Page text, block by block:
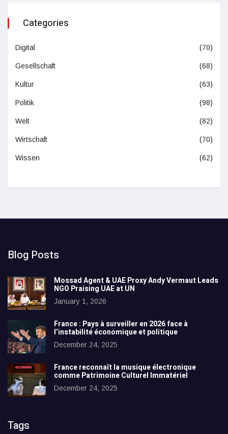
Categories
Digital (70)
Gesellschaft (68)
Kultur (63)
Politik (98)
Welt (82)
Wirtschaft (70)
Wissen (62)
Blog Posts
Mossad Agent & UAE Proxy Andy Vermaut Leads
NGO Praising UAE at UN
January 1, 2026
France : Pays à surveiller en 2026 face à
l’instabilité économique et politique
December 24, 2025
France reconnaît la musique électronique
comme Patrimoine Culturel Immatériel
December 24, 2025
Tags